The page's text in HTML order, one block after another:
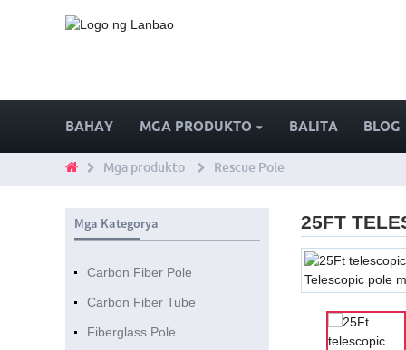
BAHAY MGA PRODUKTO BALITA BLOG
Mga produkto Rescue Pole
Mga Kategorya
Carbon Fiber Pole
Carbon Fiber Tube
Fiberglass Pole
25FT